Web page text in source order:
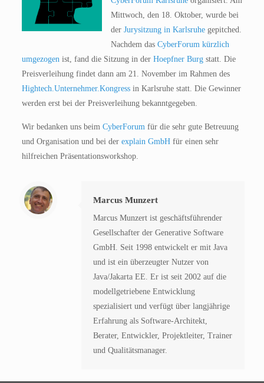
Mittwoch, den 18. Oktober, wurde bei
der Jurysitzung in Karlsruhegepitched.
Nachdem das CyberForum kürzlich
umgezogenist, fand die Sitzung in der Hoepfner Burgstatt. Die
Preisverleihung findet dann am 21. November im Rahmen des
Hightech.Unternehmer.Kongressin Karlsruhe statt. Die Gewinner
werden erst bei der Preisverleihung bekanntgegeben.
Wir bedanken uns beim CyberForumfür die sehr gute Betreuung
und Organisation und bei der explain GmbHfür einen sehr
hilfreichen Präsentationsworkshop.
Marcus Munzert
Marcus Munzert ist geschäftsführender
Gesellschafter der Generative Software
GmbH. Seit 1998 entwickelt er mit Java
und ist ein überzeugter Nutzer von
Java/Jakarta EE. Er ist seit 2002 auf die
modellgetriebene Entwicklung
spezialisiert und verfügt über langjährige
Erfahrung als Software-Architekt,
Berater, Entwickler, Projektleiter, Trainer
und Qualitätsmanager.